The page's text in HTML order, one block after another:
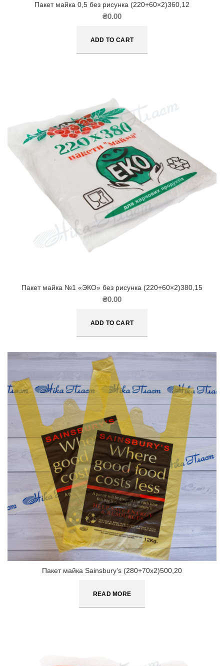
Пакет майка 0,5 без рисунка (220+60×2)360,12
₴0.00
ADD TO CART
Пакет майка №1 «ЭКО» без рисунка (220+60×2)380,15
₴0.00
ADD TO CART
Пакет майка Sainsbury’s (280+70х2)500,20
READ MORE